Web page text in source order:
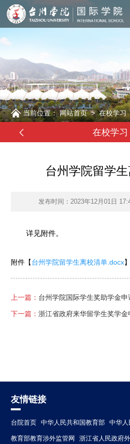
当前位置： 网站首页>在校学习
在校学习
台州学院留学
发布时间：2023年12月01日
详见附件。
附件【台州学院留学生离校清单.docx】
上一篇： 台州学院国际学生奖助学金申
下一篇：浙江省政府来华留学生奖学金
友情链接
台院首页 中华人民共和国教育部 中华
教育部教育涉外监管网 浙江省人民政府